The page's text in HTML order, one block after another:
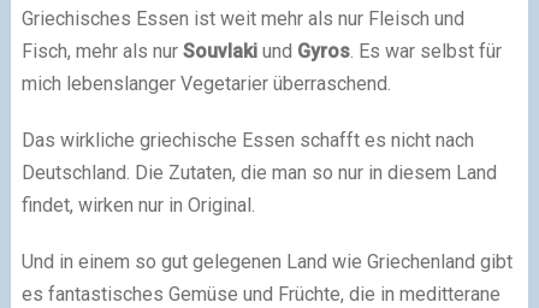
Griechisches Essen ist weit mehr als nur Fleisch und
Fisch, mehr als nur Souvlakiund Gyros. Es war selbst für
mich lebenslanger Vegetarier überraschend.
Das wirkliche griechische Essen schafft es nicht nach
Deutschland. Die Zutaten, die man so nur in diesem Land
findet, wirken nur in Original.
Und in einem so gut gelegenen Land wie Griechenland gibt
es fantastisches Gemüse und Früchte, die in meditterane